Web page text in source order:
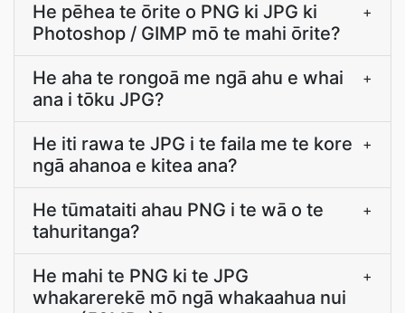
He pēhea te ōrite o PNG ki JPG ki
Photoshop / GIMP mō te mahi ōrite?
+
He aha te rongoā me ngā ahu e whai
ana i tōku JPG?
+
He iti rawa te JPG i te faila me te kore
ngā ahanoa e kitea ana?
+
He tūmataiti ahau PNG i te wā o te
tahuritanga?
+
He mahi te PNG ki te JPG
whakarerekē mō ngā whakaahua nui
+